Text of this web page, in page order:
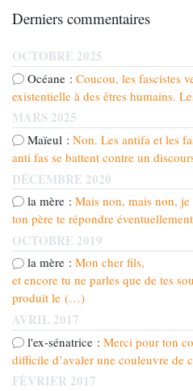
Derniers commentaires
OCTOBRE 2025
Océane : Coucou, les fascistes
existentielle à des êtres humains.
MARS 2025
Maïeul : Non. Les antifa et les
anti fas se battent contre un
DÉCEMBRE 2020
la mère : Mais non, mais non, je
ton père te répondre
OCTOBRE 2019
la mère : Mon cher fils,
et encore tu ne parles que de tes
produit le (…)
AVRIL 2017
l'ex-sénatrice : Merci pour ton
difficile d’avaler une couleuvre
FÉVRIER 2017